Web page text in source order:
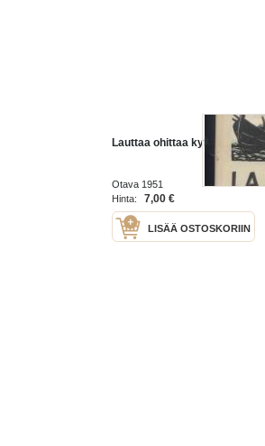
Lauttaa ohittaa kylän
Otava 1951
Hinta:
7,00 €
LISÄÄ OSTOSKORIIN